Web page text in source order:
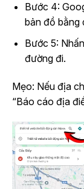
Bước 4:
bản đồ bằng
Bước 5:
đường đi.
Mẹo: Nếu địa
“Báo cáo địa